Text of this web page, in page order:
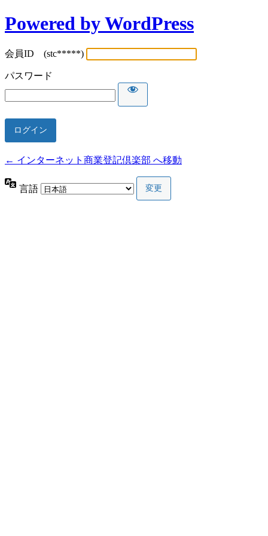
Powered by WordPress
会員ID (stc*****)
パスワード
← インターネット商業登記倶楽部 へ移動
言語